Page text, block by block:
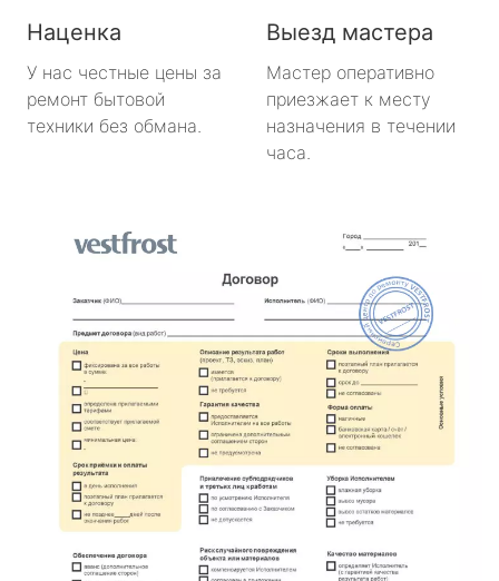
Наценка
У нас честные цены за
ремонт бытовой
техники без обмана.
Выезд мастера
Мастер оперативно
приезжает к месту
назначения в течении
часа.